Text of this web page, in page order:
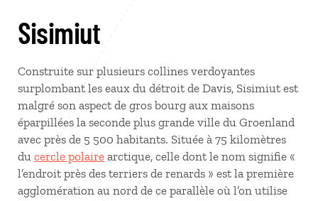
Sisimiut
Construite sur plusieurs collines verdoyantes
surplombant les eaux du détroit de Davis, Sisimiut est
malgré son aspect de gros bourg aux maisons
éparpillées la seconde plus grande ville du Groenland
avec près de 5 500 habitants. Située à 75 kilomètres
du cercle polaire arctique, celle dont le nom signifie «
l’endroit près des terriers de renards » est la première
agglomération au nord de ce parallèle où l’on utilise